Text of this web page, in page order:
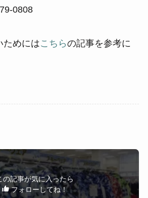
0808
ためにはこちらの記事を参考に
の記事が気に入ったら
フォローしてね！